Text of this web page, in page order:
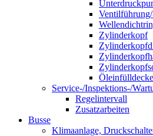
Zylinderkopf
Service-/Inspektions-/
Regelintervall
Zusatzarbeiten
Busse
Klimaanlage,